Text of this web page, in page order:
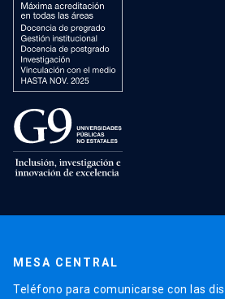
MESA CENTRAL
Teléfono para comunicarse con las